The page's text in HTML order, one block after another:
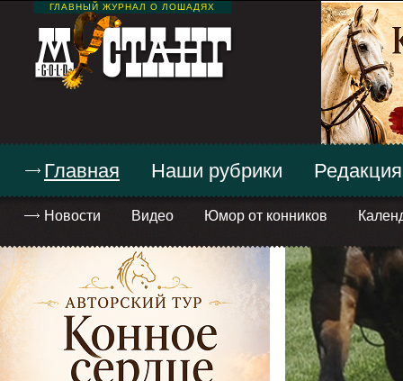
ГЛАВНЫЙ ЖУРНАЛ О ЛОШАДЯХ
Главная
Новости Видео Юмор от конников
Наши рубрики Редакция